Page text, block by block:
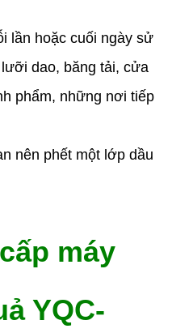
lần hoặc cuối ngày sử
dao, băng tải, cửa
phẩm, những nơi tiếp
nên phết một lớp dầu
máy
YQC-